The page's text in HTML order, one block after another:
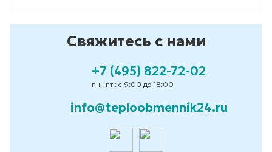
Свяжитесь с нами
+7 (495) 822-72-02
пн.–пт.: с 9:00 до 18:00
info@teploobmennik24.ru